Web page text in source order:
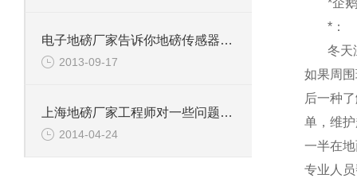
电子地磅厂家告诉你地磅传感器的作用
2013-09-17
上海地磅厂家工程师对一些问题的详解
2014-04-24
*企
*：
冬天
如果周
后一种
单，维
一半在
专业人